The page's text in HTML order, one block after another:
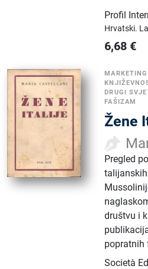
Profil
Hrvatski.
6,68 €
DRUGI
FAŠIZAM
Žene
Pregled
društvu i
popratnih
Società